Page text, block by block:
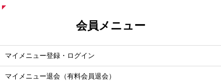
会員メニュー
マイメニュー登録・ログイン
マイメニュー退会（有料会員退会）